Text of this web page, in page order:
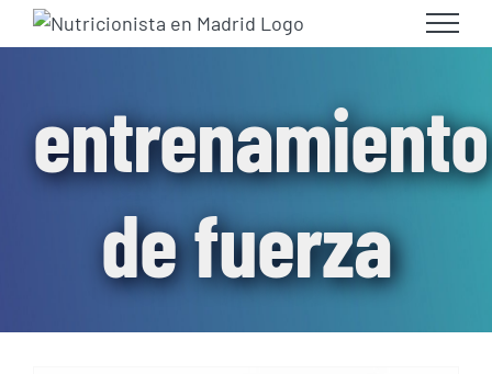
Skip
to
entrenamiento
de fuerza